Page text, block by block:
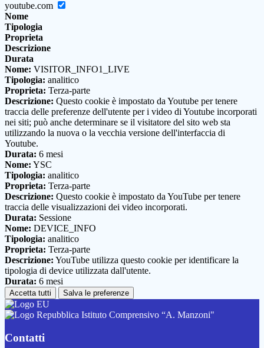
youtube.com
Nome
Tipologia
Proprieta
Descrizione
Durata
Nome: VISITOR_INFO1_LIVE
Tipologia: analitico
Proprieta: Terza-parte
Descrizione: Questo cookie è impostato da Youtube per tenere
traccia delle preferenze dell'utente per i video di Youtube incorporati
nei siti; può anche determinare se il visitatore del sito web sta
utilizzando la nuova o la vecchia versione dell'interfaccia di
Youtube.
Durata: 6 mesi
Nome: YSC
Tipologia: analitico
Proprieta: Terza-parte
Descrizione: Questo cookie è impostato da YouTube per tenere
traccia delle visualizzazioni dei video incorporati.
Durata: Sessione
Nome: DEVICE_INFO
Tipologia: analitico
Proprieta: Terza-parte
Descrizione: YouTube utilizza questo cookie per identificare la
tipologia di device utilizzata dall'utente.
Durata: 6 mesi
Accetta tutti Salva le preferenze
Istituto Comprensivo “A. Manzoni"
Contatti